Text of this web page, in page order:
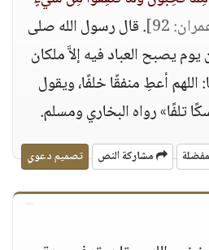
92]
. قال رسول الله صلى
يصبح العباد فيه إلاَّ ملكان
أعطِ منفقًا خلفًا، ويقول
تلفًا» رواه البخاري ومسلم.
مشاركة النص تصميم دعوي